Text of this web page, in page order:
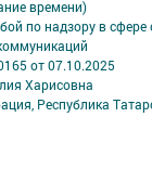
времени)
по надзору в сфере
от 07.10.2025
Харисовна
Республика